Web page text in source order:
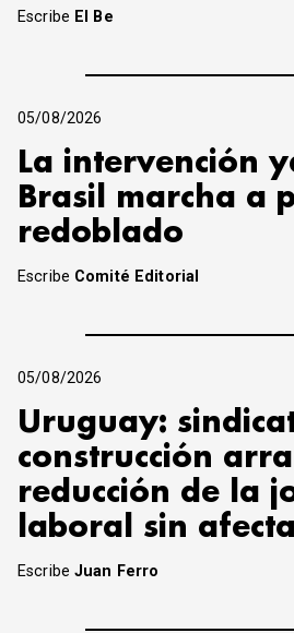
Escribe El Be
05/08/2026
La intervención
Brasil marcha a
redoblado
Escribe Comité Editorial
05/08/2026
Uruguay:
construcción
reducción de la
laboral sin
EscribeJuan Ferro